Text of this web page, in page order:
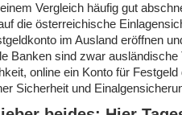
Vergleich häufig gut
die österreichische
im Ausland eröffnen
Banken sind zwar
online ein Konto für
Sicherheit und